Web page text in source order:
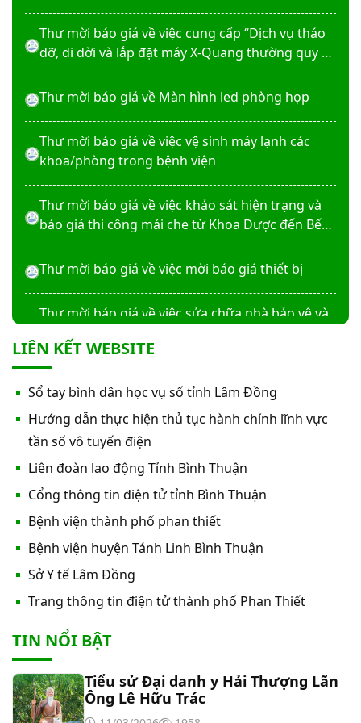
Thư mời báo giá về việc cung cấp “Dịch vụ tháo
dỡ, di dời và lắp đặt máy X-Quang thường quy và
Thư mời báo giá về Màn hình led phòng họp
Thư mời báo giá về việc vệ sinh máy lạnh các
khoa/phòng trong bệnh viện
Thư mời báo giá về việc khảo sát hiện trạng và
báo giá thi công mái che từ Khoa Dược đến Bếp
Thư mời báo giá về việc mời báo giá thiết bị
Thư mời báo giá về việc sửa chữa nhà bảo vệ và
phẵng
Thư mời báo giá về việc In bìa hồ sơ bệnh án, Sổ
y bạ năm 2026
Thư mời báo giá về việc cung cấp dịch vụ “Bảo
hiểm cháy, nổ bắt buộc năm 2026"
Thư mời báo giá về việc cung cấp hàng hóa
“Bóng đèn đo quang phổ máy xét nghiệm sinh
hóa Erba XL-200 (LAMP-ASSY)
Thư mời báo giá về việc cung cấp “Dịch vụ tháo
dỡ, di dời và lắp đặt máy X-Quang thường quy và
kỹ thuật số”
Thư mời báo giá về Màn hình led phòng họp
LIÊN KẾT WEBSITE
Sổ tay bình dân học vụ số tỉnh Lâm Đồng
Hướng dẫn thực hiện thủ tục hành chính lĩnh vực
tần số vô tuyến điện
Liên đoàn lao động Tỉnh Bình Thuận
Cổng thông tin điện tử tỉnh Bình Thuận
Bệnh viện thành phố phan thiết
Bệnh viện huyện Tánh Linh Bình Thuận
Sở Y tế Lâm Đồng
Trang thông tin điện tử thành phố Phan Thiết
TIN NỔI BẬT
Tiểu sử Đại danh y Hải Thượng Lãn
Ông Lê Hữu Trác